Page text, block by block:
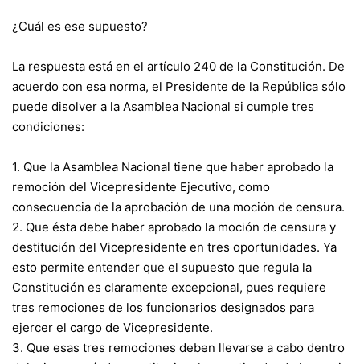
¿Cuál es ese supuesto?
La respuesta está en el artículo 240 de la Constitución. De
acuerdo con esa norma, el Presidente de la República sólo
puede disolver a la Asamblea Nacional si cumple tres
condiciones:
1. Que la Asamblea Nacional tiene que haber aprobado la
remoción del Vicepresidente Ejecutivo, como
consecuencia de la aprobación de una moción de censura.
2. Que ésta debe haber aprobado la moción de censura y
destitución del Vicepresidente en tres oportunidades. Ya
esto permite entender que el supuesto que regula la
Constitución es claramente excepcional, pues requiere
tres remociones de los funcionarios designados para
ejercer el cargo de Vicepresidente.
3. Que esas tres remociones deben llevarse a cabo dentro